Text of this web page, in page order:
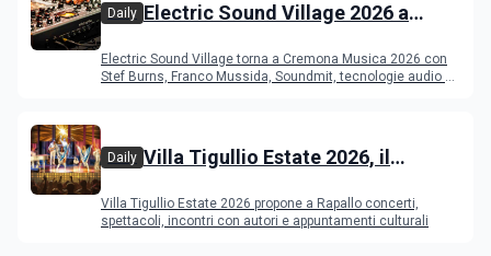
Daily Electric Sound Village 2026 a
Young Band Contest, il programma
Electric Sound Village torna a Cremona Musica 2026 con
Stef Burns, Franco Mussida, Soundmit, tecnologie audio e
Daily Villa Tigullio Estate 2026, il
Villa Tigullio Estate 2026 propone a Rapallo concerti,
spettacoli, incontri con autori e appuntamenti culturali